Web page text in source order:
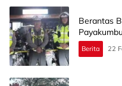
Berantas
Berita 22